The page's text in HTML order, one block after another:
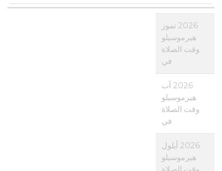
2026 تموز
هيرموسيلو
وقت الصلاة
في
2026 آب
هيرموسيلو
وقت الصلاة
في
2026 أيلول
هيرموسيلو